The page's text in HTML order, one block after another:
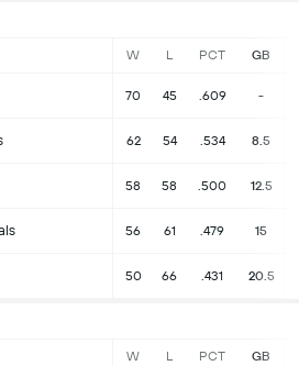
W L PCT GB
70 45 .609 -
62 54 .534 8.5
58 58 .500 12.5
56 61 .479 15
50 66 .431 20.5
W L PCT GB